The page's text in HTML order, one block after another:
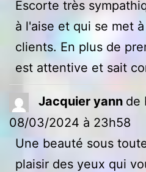
Escorte très
à l'aise et qui se met
clients. En plus de
est attentive et sait
Jacquier yann de
08/03/2024 à 23h58
Une beauté sous
plaisir des yeux qui